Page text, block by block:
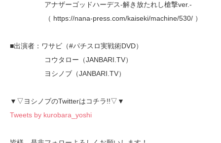
アナザーゴッドハーデス-解き放たれし槍撃ver.-
（ https://nana-press.com/kaiseki/machine/530/ ）
■出演者：ワサビ（#パチスロ実戦術DVD）
コウタロー（JANBARI.TV）
ヨシノブ（JANBARI.TV）
▼▽ヨシノブのTwitterはコチラ!!▽▼
Tweets by kurobara_yoshi